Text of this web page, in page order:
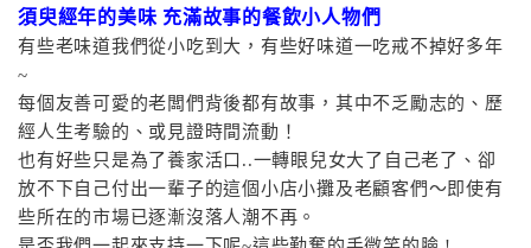
須臾經年的美味 充滿故事的餐飲小人物們
有些老味道我們從小吃到大，有些好味道一吃戒不掉好多年
~
每個友善可愛的老闆們背後都有故事，其中不乏勵志的、歷
經人生考驗的、或見證時間流動！
也有好些只是為了養家活口..一轉眼兒女大了自己老了、卻
放不下自己付出一輩子的這個小店小攤及老顧客們～即使有
些所在的市場已逐漸沒落人潮不再。